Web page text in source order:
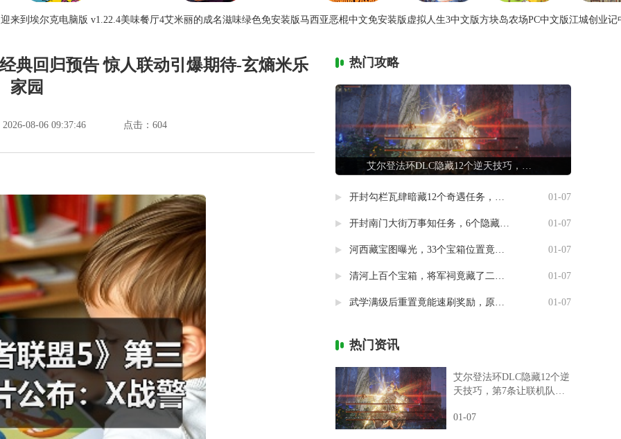
来到埃尔克电脑版 v1.22.4美味餐厅4艾米丽的成名滋味绿色免安装版马西亚恶棍中文免安装版 虚拟人生3中文版方块岛农场PC中文版江城创业记
典回归预告 惊人联动引爆期待-玄熵米乐
家园
08-06 09:37:46 点击： 604
热门攻略
艾尔登法环DLC隐藏12个逆天技巧，第7条让联机队友惊掉下巴
开封勾栏瓦肆暗藏12个奇遇任务，最后一个竟能指引人生方向 01-07
开封南门大街万事知任务，6个隐藏剧情竟然藏着这样的秘密 01-07
河西藏宝图曝光，33个宝箱位置竟然暗藏玄机 01-07
清河上百个宝箱，将军祠竟藏了二十个 01-07
武学满级后重置竟能速刷奖励，原来流派挑战有这种捷径 01-07
热门资讯
艾尔登法环DLC隐藏12个逆
天技巧，第7条让联机队友
01-07